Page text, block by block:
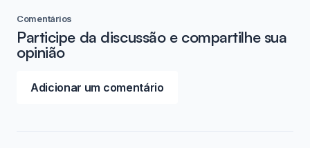
Comentários
Participe da discussão e compartilhe sua
opinião
Adicionar um comentário